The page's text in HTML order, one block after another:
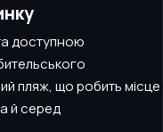
доступною
пляж, що робить місце
й серед